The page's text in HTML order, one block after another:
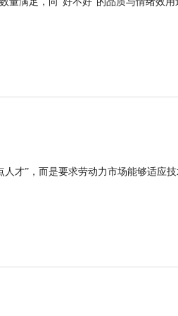
才”，而是要求劳动力市场能够适应